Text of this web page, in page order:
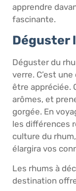
apprendre
fascinante.
Déguster
Déguster du
verre. C’est
être appréciée.
arômes, et
gorgée. En
les différences
culture du
élargira vos
Les rhums à
destination